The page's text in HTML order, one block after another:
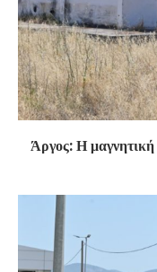
Άργος: Η μαγνητική